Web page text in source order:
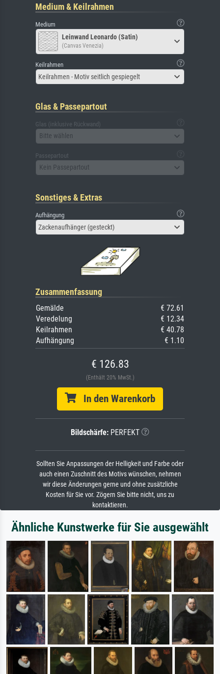
Medium & Keilrahmen
Medium
Leinwand Leonardo (Satin)
(Canvas Venezia)
Keilrahmen
Keilrahmen - Motiv seitlich gespiegelt
Glas & Passepartout
Glas (inklusive Rückwand)
Bitte wählen
Passepartout
Kein Passepartout
Sonstiges & Extras
Aufhängung
Zackenaufhänger (gesteckt)
Zusammenfassung
Gemälde
€ 72.61
Veredelung
€ 12.34
Keilrahmen
€ 40.78
Aufhängung
€ 1.10
€ 126.83
(Enthält 20% MwSt.)
In den Warenkorb
Bildschärfe: PERFEKT
Sollten Sie Anpassungen der Helligkeit und Farbe oder
auch einen Zuschnitt des Motivs wünschen, nehmen
wir diese Änderungen gerne und ohne zusätzliche
Kosten für Sie vor. Zögern Sie bitte nicht, uns zu
kontaktieren.
Ähnliche Kunstwerke für Sie ausgewählt